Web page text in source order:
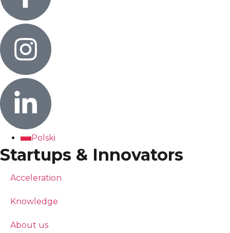
Polski
Startups & Innovators
Acceleration
Knowledge
About us